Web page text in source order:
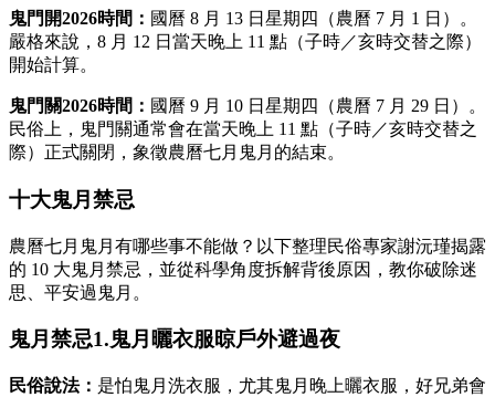
鬼門開2026時間： 國曆 8 月 13 日星期四（農曆 7 月 1 日）。
嚴格來說，8 月 12 日當天晚上 11 點（子時／亥時交替之際）
開始計算。
鬼門關2026時間： 國曆 9 月 10 日星期四（農曆 7 月 29 日）。
民俗上，鬼門關通常會在當天晚上 11 點（子時／亥時交替之
際）正式關閉，象徵農曆七月鬼月的結束。
十大鬼月禁忌
農曆七月鬼月有哪些事不能做？以下整理民俗專家謝沅瑾揭露
的 10 大鬼月禁忌，並從科學角度拆解背後原因，教你破除迷
思、平安過鬼月。
鬼月禁忌1.鬼月曬衣服晾戶外避過夜
民俗說法： 是怕鬼月洗衣服，尤其鬼月晚上曬衣服，好兄弟會